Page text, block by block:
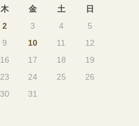
木 金 土
日
2 3 4
5
9 10 11
12
16 17 18
19
23 24 25
26
30
31